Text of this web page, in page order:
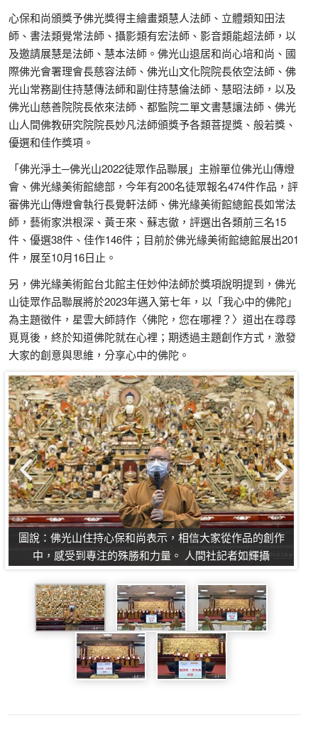
心保和尚頒獎予佛光獎得主繪畫類慧人法師、立體類知田法
師、書法類覺常法師、攝影類有宏法師、影音類能超法師，以
及邀請展慧是法師、慧本法師。佛光山退居和尚心培和尚、國
際佛光會署理會長慈容法師、佛光山文化院院長依空法師、佛
光山常務副住持慧傳法師和副住持慧倫法師、慧昭法師，以及
佛光山慈善院院長依來法師、都監院二單文書慧讓法師、佛光
山人間佛教研究院院長妙凡法師頒獎予各類菩提獎、般若獎、
優選和佳作獎項。
「佛光淨土─佛光山2022徒眾作品聯展」主辦單位佛光山傳燈
會、佛光緣美術館總部，今年有200名徒眾報名474件作品，評
審佛光山傳燈會執行長覺軒法師、佛光緣美術館總館長如常法
師，藝術家洪根深、黃壬來、蘇志徹，評選出各類前三名15
件、優選38件、佳作146件；目前於佛光緣美術館總館展出201
件，展至10月16日止。
另，佛光緣美術館台北館主任妙仲法師於獎項說明提到，佛光
山徒眾作品聯展將於2023年邁入第七年，以「我心中的佛陀」
為主題徵件，星雲大師詩作〈佛陀，您在哪裡？〉道出在尋尋
覓覓後，終於知道佛陀就在心裡；期透過主題創作方式，激發
大家的創意與思維，分享心中的佛陀。
圖說：佛光山住持心保和尚表示，相信大家從作品的創作
中，感受到專注的殊勝和力量。 人間社記者如輝攝​